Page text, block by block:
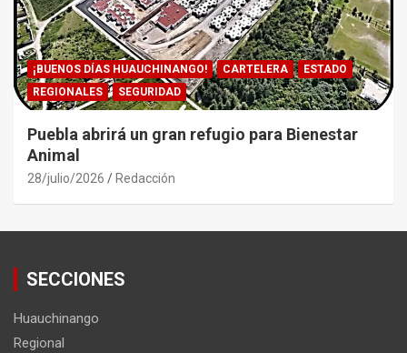
¡BUENOS DÍAS HUAUCHINANGO! CARTELERA
ESTADO
REGIONALES
SEGURIDAD
Puebla abrirá un gran refugio para Bienestar
Animal
28/julio/2026 Redacción
SECCIONES
Huauchinango
Regional